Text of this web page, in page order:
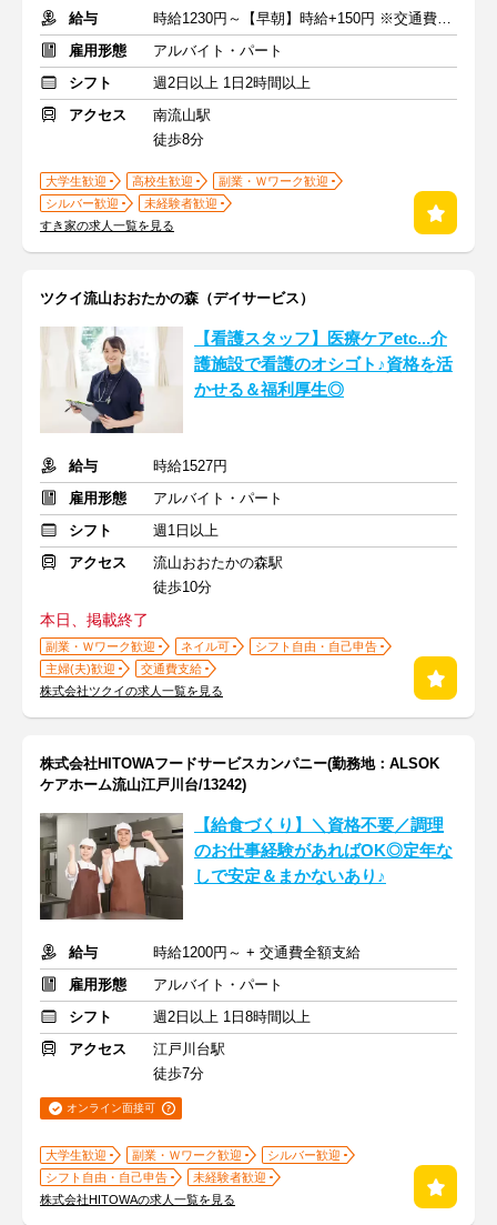
給与
時給1230円～【早朝】時給+150円 ※交通費支給
雇用形態
アルバイト・パート
シフト
週2日以上 1日2時間以上
アクセス
南流山駅
徒歩8分
大学生歓迎 高校生歓迎
副業・Ｗワーク歓迎
シルバー歓迎
未経験者歓迎
すき家の求人一覧を見る
ツクイ流山おおたかの森（デイサービス）
【看護スタッフ】医療ケアetc...介
護施設で看護のオシゴト♪資格を活
かせる＆福利厚生◎
給与
時給1527円
雇用形態
アルバイト・パート
シフト
週1日以上
アクセス
流山おおたかの森駅
徒歩10分
本日、掲載終了
副業・Ｗワーク歓迎 ネイル可
シフト自由・自己申告
主婦(夫)歓迎
交通費支給
株式会社ツクイの求人一覧を見る
株式会社HITOWAフードサービスカンパニー(勤務地：ALSOK
ケアホーム流山江戸川台/13242)
【給食づくり】＼資格不要／調理
のお仕事経験があればOK◎定年な
しで安定＆まかないあり♪
給与
時給1200円～ + 交通費全額支給
雇用形態
アルバイト・パート
シフト
週2日以上 1日8時間以上
アクセス
江戸川台駅
徒歩7分
オンライン面接可
大学生歓迎 副業・Ｗワーク歓迎
シルバー歓迎
シフト自由・自己申告
未経験者歓迎
株式会社HITOWAの求人一覧を見る